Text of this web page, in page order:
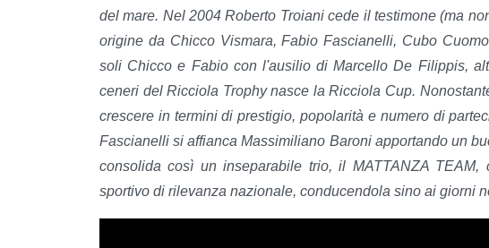
del mare. Nel 2004 Roberto Troiani cede il testimone (ma
origine da Chicco Vismara, Fabio Fascianelli, Cubo
soli Chicco e Fabio con l'ausilio di Marcello De Filippis,
ceneri del Ricciola Trophy nasce la Ricciola Cup.
crescere in termini di prestigio, popolarità e numero di
Fascianelli si affianca Massimiliano Baroni apportando un
consolida così un inseparabile trio, il MATTANZA
sportivo di rilevanza nazionale, conducendola sino ai giorni